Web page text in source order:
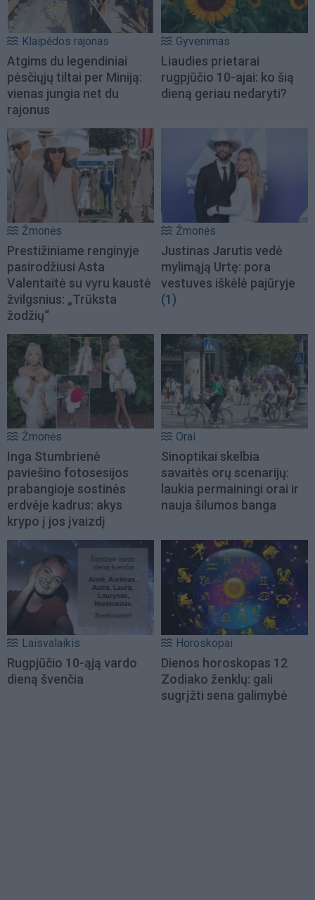
Klaipėdos rajonas
Atgims du legendiniai
pėsčiųjų tiltai per Miniją:
vienas jungia net du
rajonus
Gyvenimas
Liaudies prietarai
rugpjūčio 10-ajai: ko šią
dieną geriau nedaryti?
Žmonės
Prestižiniame renginyje
pasirodžiusi Asta
Valentaitė su vyru kaustė
žvilgsnius: „Trūksta
žodžių“
Žmonės
Justinas Jarutis vedė
mylimąją Urtę: pora
vestuves iškėlė pajūryje
(1)
Žmonės
Inga Stumbrienė
paviešino fotosesijos
prabangioje sostinės
erdvėje kadrus: akys
krypo į jos įvaizdį
Orai
Sinoptikai skelbia
savaitės orų scenarijų:
laukia permainingi orai ir
nauja šilumos banga
Laisvalaikis
Rugpjūčio 10-ąją vardo
dieną švenčia
Horoskopai
Dienos horoskopas 12
Zodiako ženklų: gali
sugrįžti sena galimybė